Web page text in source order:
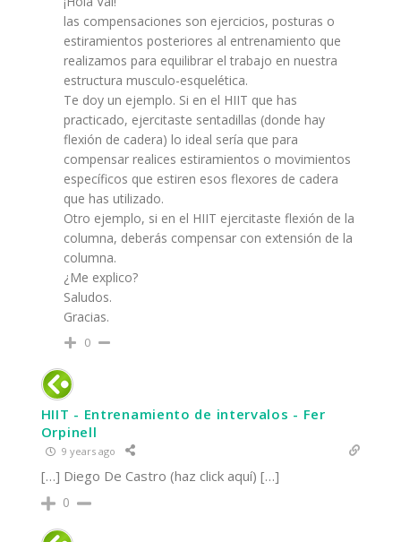
las compensaciones son ejercicios, posturas o
estiramientos posteriores al entrenamiento que
realizamos para equilibrar el trabajo en nuestra
estructura musculo-esquelética.
Te doy un ejemplo. Si en el HIIT que has
practicado, ejercitaste sentadillas (donde hay
flexión de cadera) lo ideal sería que para
compensar realices estiramientos o movimientos
específicos que estiren esos flexores de cadera
que has utilizado.
Otro ejemplo, si en el HIIT ejercitaste flexión de la
columna, deberás compensar con extensión de la
columna.
¿Me explico?
Saludos.
Gracias.
0
HIIT - Entrenamiento de intervalos - Fer
Orpinell
9 years ago
[…] Diego De Castro (haz click aquí) […]
0